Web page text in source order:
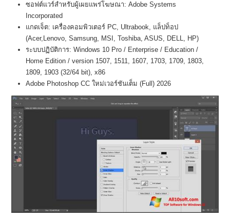
ซอฟต์แวร์สำหรับผู้เผยแพร่โฆษณา: Adobe Systems
Incorporated
แกดเจ็ต: เครื่องคอมพิวเตอร์ PC, Ultrabook, แล็ปท็อป
(Acer,Lenovo, Samsung, MSI, Toshiba, ASUS, DELL, HP)
ระบบปฏิบัติการ: Windows 10 Pro / Enterprise / Education /
Home Edition / version 1507, 1511, 1607, 1703, 1709, 1803,
1809, 1903 (32/64 bit), x86
Adobe Photoshop CC ใหม่เวอร์ชันเต็ม (Full) 2026